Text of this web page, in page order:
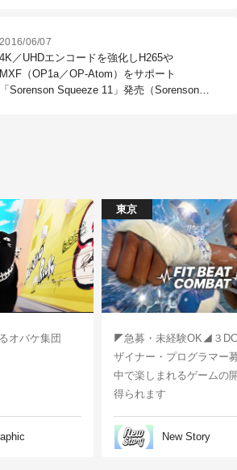
2016/06/07
4K／UHDエンコードを強化しH265や
MXF（OP1a／OP-Atom）をサポート
「Sorenson Squeeze 11」発売（Sorenson
オバケ集団
東京
◤急募・未経験OK◢３
ザイナー・プログラマー
中で楽しまれるゲームの
得られます
New Story